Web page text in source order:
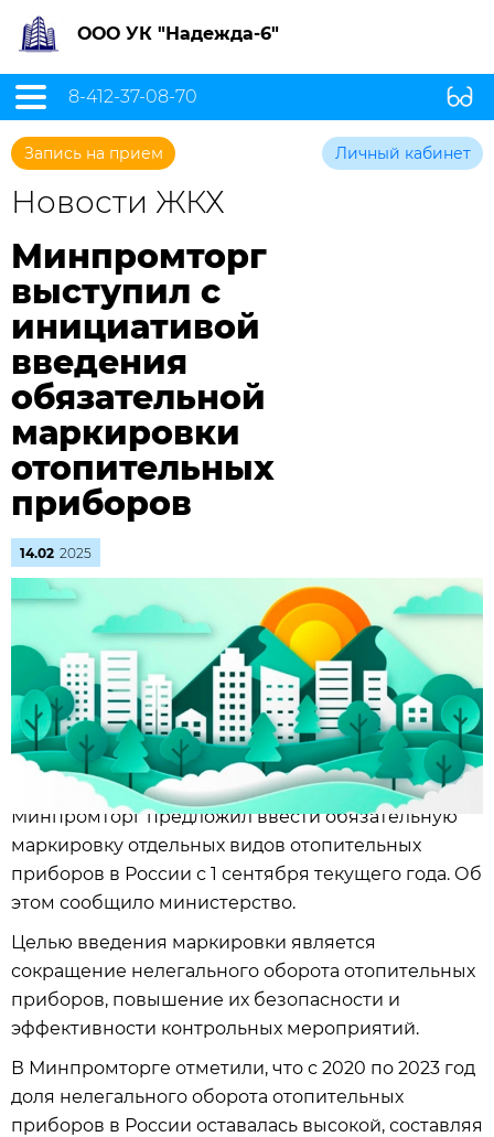
ООО УК "Надежда-6"
8-412-37-08-70
Запись на прием Личный кабинет
Новости ЖКХ
Минпромторг
выступил с
инициативой
введения
обязательной
маркировки
отопительных
приборов
14.02 2025
Минпромторг предложил ввести обязательную
маркировку отдельных видов отопительных
приборов в России с 1 сентября текущего года. Об
этом сообщило министерство.
Целью введения маркировки является
сокращение нелегального оборота отопительных
приборов, повышение их безопасности и
эффективности контрольных мероприятий.
В Минпромторге отметили, что с 2020 по 2023 год
доля нелегального оборота отопительных
приборов в России оставалась высокой, составляя